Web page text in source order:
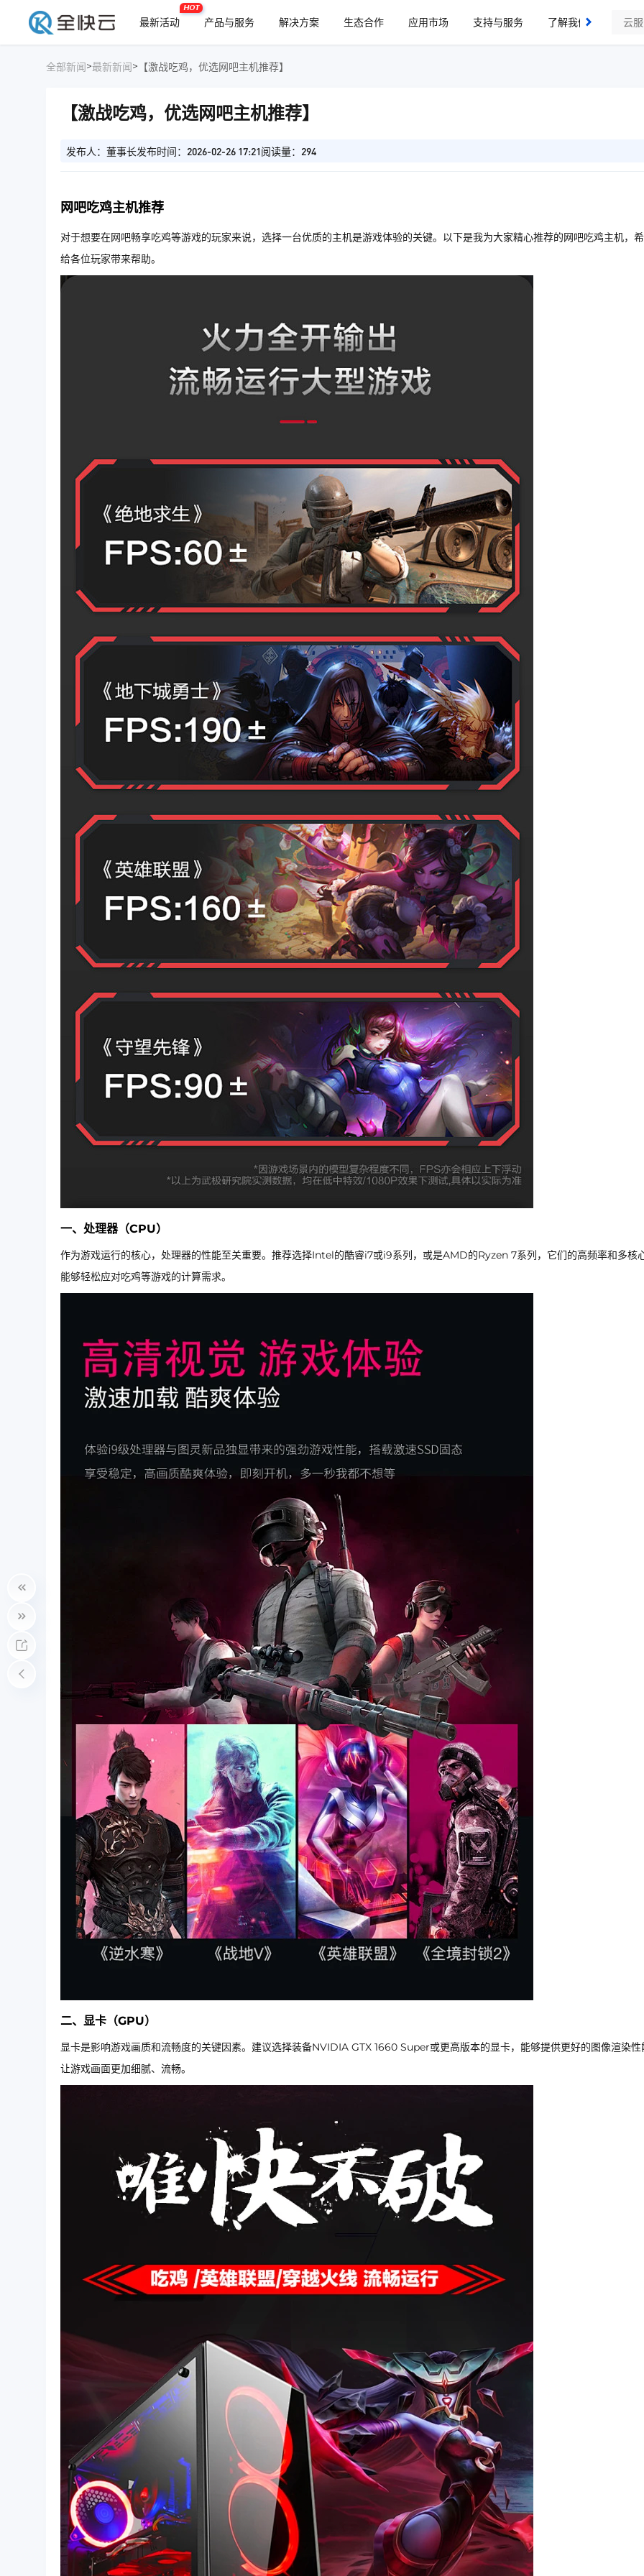
最新活动
HOT
产品与服务 解决方案 生态合作 应用市场 支持与服务 了解我们
全部新闻>最新新闻> 【激战吃鸡，优选网吧主机推荐】
【激战吃鸡，优选网吧主机推荐】
发布人：董事长发布时间：2026-02-26 17:21阅读量：294
网吧吃鸡主机推荐
对于想要在网吧畅享吃鸡等游戏的玩家来说，选择一台优质的主机是游戏体验的关键。以下是我为大家精心推荐的网吧吃鸡主机，
给各位玩家带来帮助。
一、处理器（CPU）
作为游戏运行的核心，处理器的性能至关重要。推荐选择Intel的酷睿i7或i9系列，或是AMD的Ryzen 7系列，它们的高频率和多核
能够轻松应对吃鸡等游戏的计算需求。
二、显卡（GPU）
显卡是影响游戏画质和流畅度的关键因素。建议选择装备NVIDIA GTX 1660 Super或更高版本的显卡，能够提供更好的图像渲染性
让游戏画面更加细腻、流畅。